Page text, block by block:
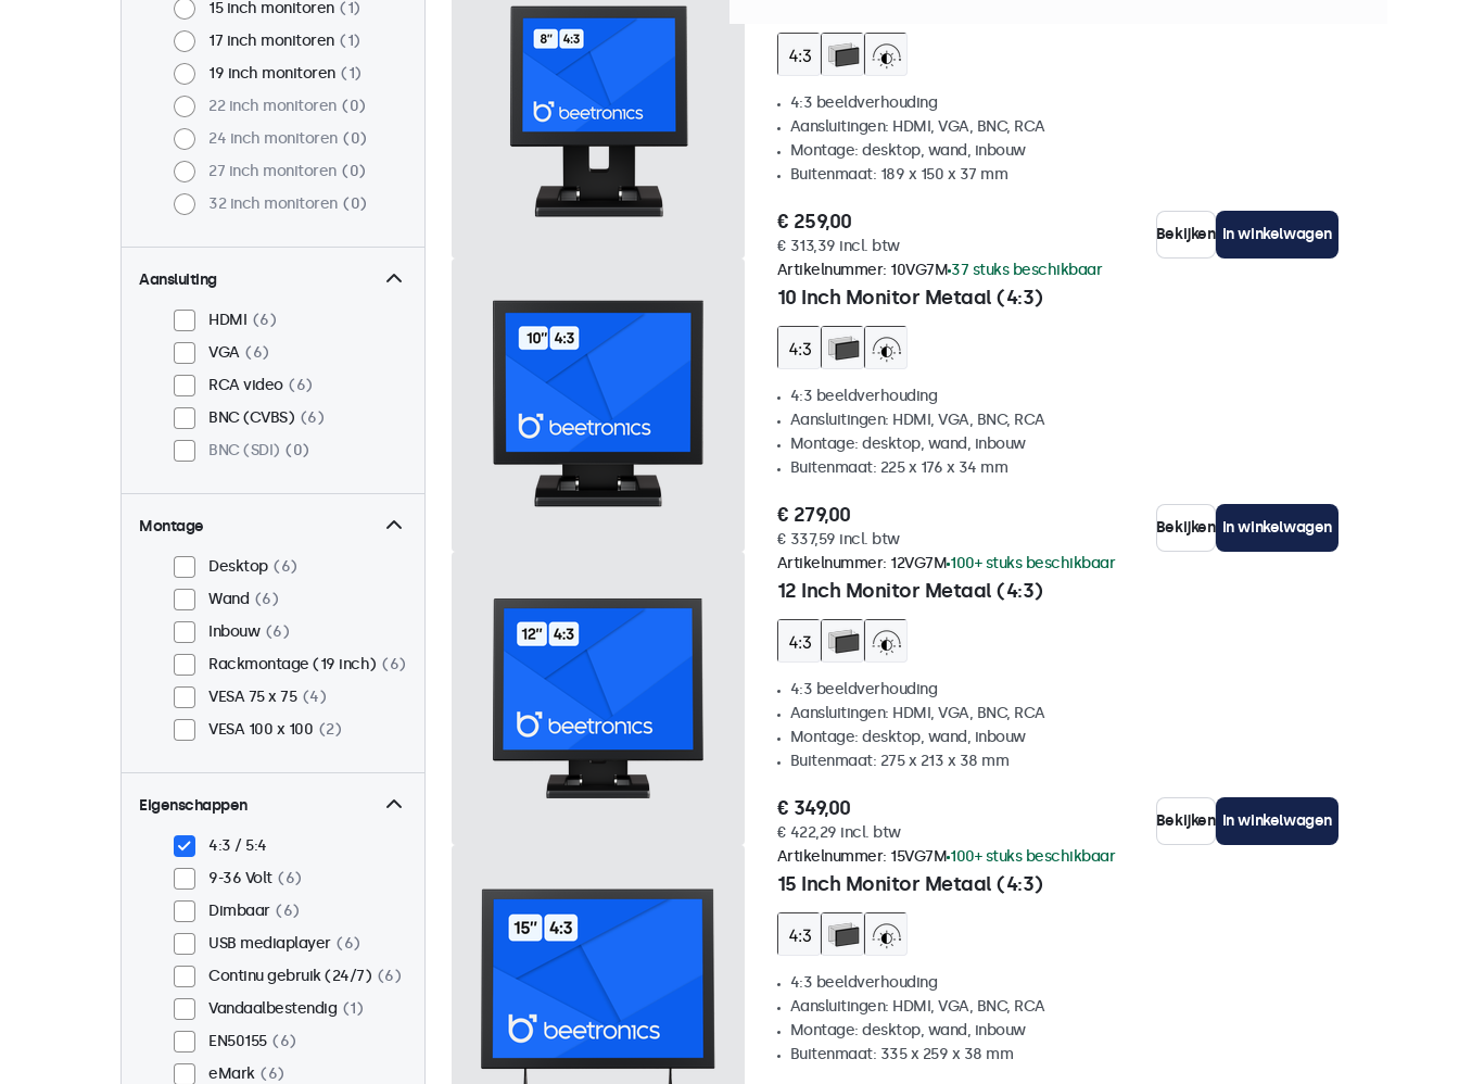
15 inch monitoren
1
17 inch monitoren
1
19 inch monitoren
1
22 inch monitoren
0
24 inch monitoren
0
27 inch monitoren
0
32 inch monitoren
0
Aansluiting
HDMI
6
VGA
6
RCA video
6
BNC (CVBS)
6
BNC (SDI)
0
Montage
Desktop
6
Wand
6
Inbouw
6
Rackmontage (19 inch)
6
VESA 75 x 75
4
VESA 100 x 100
2
Eigenschappen
4:3 / 5:4
9-36 Volt
6
Dimbaar
6
USB mediaplayer
6
Continu gebruik (24/7)
6
Vandaalbestendig
1
EN50155
6
eMark
6
4:3 beeldverhouding
Aansluitingen: HDMI, VGA, BNC, RCA
Montage: desktop, wand, inbouw
Buitenmaat: 189 x 150 x 37 mm
€ 259,00
€ 313,39 incl. btw
Bekijken In winkelwagen
10 Inch Monitor Metaal (4:3)
Artikelnummer: 10VG7M 37 stuks beschikbaar
4:3 beeldverhouding
Aansluitingen: HDMI, VGA, BNC, RCA
Montage: desktop, wand, inbouw
Buitenmaat: 225 x 176 x 34 mm
€ 279,00
€ 337,59 incl. btw
Bekijken In winkelwagen
12 Inch Monitor Metaal (4:3)
Artikelnummer: 12VG7M 100+ stuks beschikbaar
4:3 beeldverhouding
Aansluitingen: HDMI, VGA, BNC, RCA
Montage: desktop, wand, inbouw
Buitenmaat: 275 x 213 x 38 mm
€ 349,00
€ 422,29 incl. btw
Bekijken In winkelwagen
15 Inch Monitor Metaal (4:3)
Artikelnummer: 15VG7M 100+ stuks beschikbaar
4:3 beeldverhouding
Aansluitingen: HDMI, VGA, BNC, RCA
Montage: desktop, wand, inbouw
Buitenmaat: 335 x 259 x 38 mm